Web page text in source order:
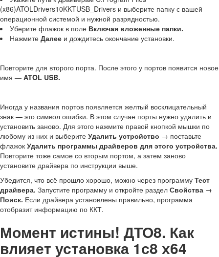
(x86)ATOLDrivers10KKTUSB_Drivers и выберите папку с вашей
операционной системой и нужной разрядностью.
Уберите флажок в поле Включая вложенные папки.
Нажмите Далее и дождитесь окончание установки.
Повторите для второго порта. После этого у портов появится новое
имя — ATOL USB.
Иногда у названия портов появляется желтый восклицательный
знак — это символ ошибки. В этом случае порты нужно удалить и
установить заново. Для этого нажмите правой кнопкой мышки по
любому из них и выберите Удалить устройство → поставьте
флажок Удалить программы драйверов для этого устройства.
Повторите тоже самое со вторым портом, а затем заново
установите драйвера по инструкции выше.
Убедится, что всё прошло хорошо, можно через программу Тест
драйвера. Запустите программу и откройте раздел Свойства →
Поиск. Если драйвера установлены правильно, программа
отобразит информацию по ККТ.
Момент истины! ДТО8. Как
влияет установка 1с8 х64